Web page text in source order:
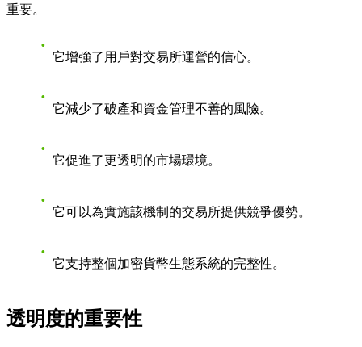
重要。
它增強了用戶對交易所運營的信心。
它減少了破產和資金管理不善的風險。
它促進了更透明的市場環境。
它可以為實施該機制的交易所提供競爭優勢。
它支持整個加密貨幣生態系統的完整性。
透明度的重要性